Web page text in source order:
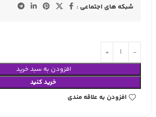
شبکه های اجتماعی :
افزودن به سبد خرید
خرید کنید
افزودن به علاقه مندی